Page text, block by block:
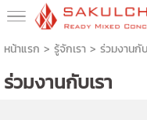
หน้าแรก > รู้จักเรา > ร่วมงานกั
ร่วมงานกับเรา